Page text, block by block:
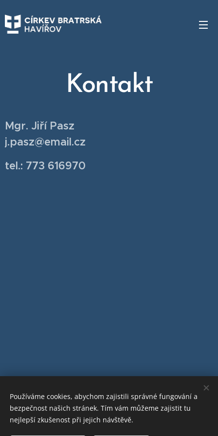
Kontakt
Mgr. Jiří Pasz
j.pasz@email.cz
tel.: 773 616970
© 2024 Klub-Jordán . Všechna práva vyhrazena.
Používáme cookies, abychom zajistili správné fungování a
bezpečnost našich stránek. Tím vám můžeme zajistit tu
nejlepší zkušenost při jejich návštěvě.